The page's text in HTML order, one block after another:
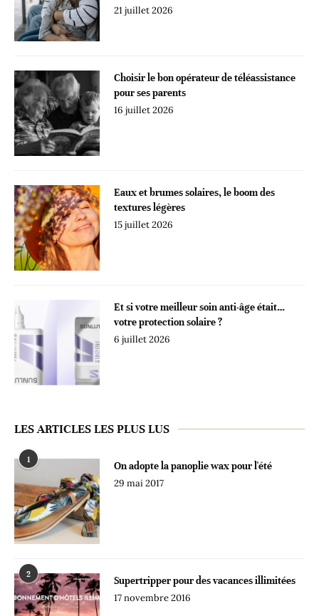
21 juillet 2026
Choisir le bon opérateur de téléassistance
pour ses parents
16 juillet 2026
Eaux et brumes solaires, le boom des
textures légères
15 juillet 2026
Et si votre meilleur soin anti-âge était…
votre protection solaire ?
6 juillet 2026
LES ARTICLES LES PLUS LUS
1
On adopte la panoplie wax pour l'été
29 mai 2017
2
Supertripper pour des vacances illimitées
17 novembre 2016